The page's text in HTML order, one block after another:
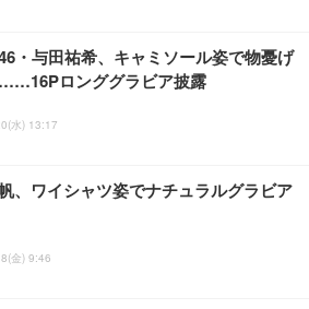
・与田祐希、キャミソール姿で物憂げ
ロンググラビア披露
水) 13:17
、ワイシャツ姿でナチュラルグラビア
金) 9:46